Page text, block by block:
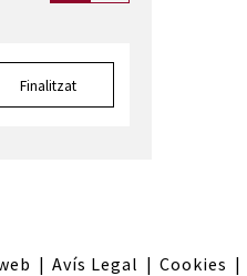
Finalitzat
| Avís Legal | Cookies |